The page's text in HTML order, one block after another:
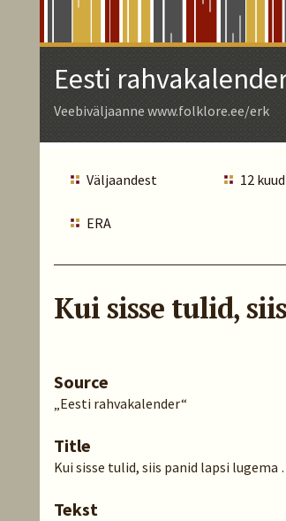
Eesti
Veebiväljaanne www.folklore.ee/erk
Väljaandest 12 kuud
ERA
Kui sisse tulid,
Source
„Eesti rahvakalender“
Title
Kui sisse tulid, siis panid lapsi lugema
Tekst